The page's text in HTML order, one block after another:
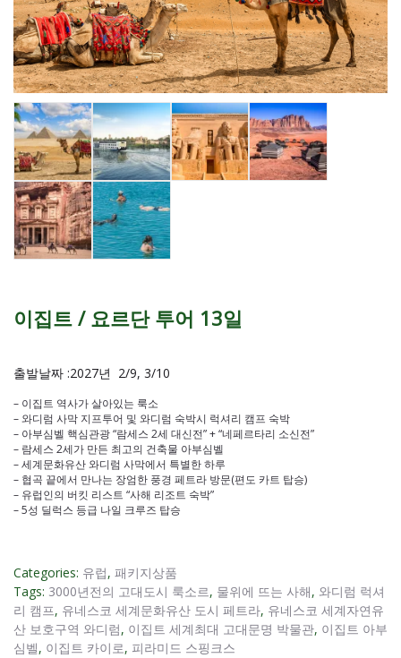
이집트 / 요르단 투어 13일
출발날짜 :2027년 2/9, 3/10
– 이집트 역사가 살아있는 룩소
– 와디럼 사막 지프투어 및 와디럼 숙박시 럭셔리 캠프 숙박
– 아부심벨 핵심관광 “람세스 2세 대신전” + “네페르타리 소신전”
– 람세스 2세가 만든 최고의 건축물 아부심벨
– 세계문화유산 와디럼 사막에서 특별한 하루
– 협곡 끝에서 만나는 장엄한 풍경 페트라 방문(편도 카트 탑승)
– 유럽인의 버킷 리스트 “사해 리조트 숙박”
– 5성 딜럭스 등급 나일 크루즈 탑승
Categories: 유럽, 패키지상품
Tags: 3000년전의 고대도시 룩소르, 물위에 뜨는 사해, 와디럼 럭셔
리 캠프, 유네스코 세계문화유산 도시 페트라, 유네스코 세계자연유
산 보호구역 와디럼, 이집트 세계최대 고대문명 박물관, 이집트 아부
심벨, 이집트 카이로, 피라미드 스핑크스